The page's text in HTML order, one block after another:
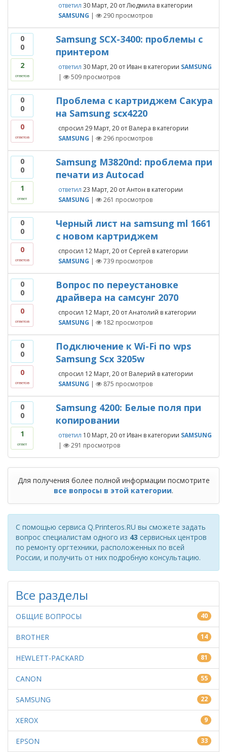
ответил 30 Март, 20 отЛюдмила в категории
SAMSUNG | 290просмотров
0
0
2
ответов
Samsung SCX-3400: проблемы с
принтером
ответил 30 Март, 20 от Иван в категории SAMSUNG
|
509просмотров
0
0
0
ответов
Проблема с картриджем Сакура
на Samsung scx4220
спросил 29 Март, 20 от Валера в категории
SAMSUNG | 296просмотров
0
0
1
ответ
Samsung M3820nd: проблема при
печати из Autocad
ответил 23 Март, 20 отАнтон в категории
SAMSUNG | 261 просмотров
0
0
0
ответов
Черный лист на samsung ml 1661
с новом картриджем
спросил 12 Март, 20 от Сергей в категории
SAMSUNG | 739просмотров
0
0
0
ответов
Вопрос по переустановке
драйвера на самсунг 2070
спросил 12 Март, 20 отАнатолий в категории
SAMSUNG | 182просмотров
0
0
0
ответов
Подключение к Wi-Fi по wps
Samsung Scx 3205w
спросил 12 Март, 20 от Валерий в категории
SAMSUNG | 875 просмотров
0
0
1
ответ
Samsung 4200: Белые поля при
копировании
ответил 10 Март, 20 от Иван в категории SAMSUNG
|
291 просмотров
Для получения более полной информации посмотрите
все вопросы в этой категории.
С помощью сервиса Q.Printeros.RU вы сможете задать
вопрос специалистам одного из 43 сервисных центров
по ремонту оргтехники, расположенных по всей
России, и получить от них подробную консультацию.
Все разделы
ОБЩИЕ ВОПРОСЫ 40
BROTHER 14
HEWLETT-PACKARD 81
CANON 55
SAMSUNG 22
XEROX 9
EPSON 33